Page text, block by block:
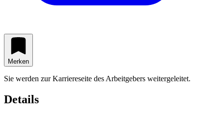
Merken
Sie werden zur Karriereseite des Arbeitgebers weitergeleitet.
Details